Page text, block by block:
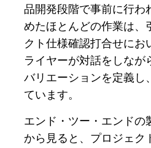
品開発段階で事前に行わ
めたほとんどの作業は、
クト仕様確認打合せにお
ライヤーが対話をしなが
バリエーションを定義し
ています。
エンド・ツー・エンドの
から見ると、プロジェク